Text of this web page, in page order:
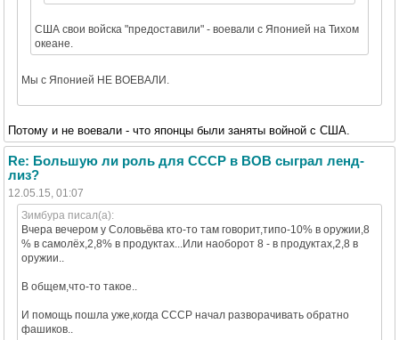
CША свои войска "предоставили" - воевали с Японией на Тихом
океане.
Мы с Японией НЕ ВОЕВАЛИ.
Потому и не воевали - что японцы были заняты войной с США.
Re: Большую ли роль для СССР в ВОВ сыграл ленд-
лиз?
12.05.15, 01:07
Зимбура писал(а):
Вчера вечером у Соловьёва кто-то там говорит,типо-10% в оружии,8
% в самолёх,2,8% в продуктах...Или наоборот 8 - в продуктах,2,8 в
оружии..
В общем,что-то такое..
И помощь пошла уже,когда СССР начал разворачивать обратно
фашиков..